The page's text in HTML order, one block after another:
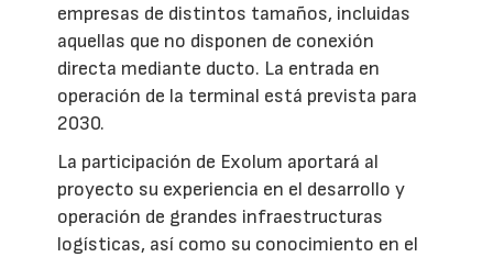
empresas de distintos tamaños, incluidas
aquellas que no disponen de conexión
directa mediante ducto. La entrada en
operación de la terminal está prevista para
2030.
La participación de Exolum aportará al
proyecto su experiencia en el desarrollo y
operación de grandes infraestructuras
logísticas, así como su conocimiento en el